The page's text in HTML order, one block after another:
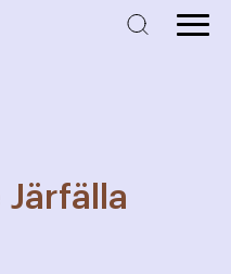
Järfälla